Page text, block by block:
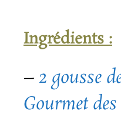
Ingrédients :
– 2 gousse
Gourmet